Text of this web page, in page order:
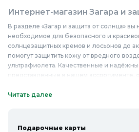
Интернет-магазин Загара и
В разделе «Загар и защита от солнца» вы
необходимое для безопасного и
солнцезащитных кремов и лосьонов до
помогут защитить кожу от вредного
ультрафиолета. Качественные и
представленные в нашем ассортименте,
выбор солнцезащитных средств с
купить солнцезащитные очки, головные
Читать далее
Подарочные карты